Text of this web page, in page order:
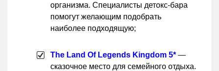
организма. Специалисты детокс-бара
помогут желающим подобрать
наиболее подходящую;
The Land Of Legends Kingdom 5* —
сказочное место для семейного отдыха.